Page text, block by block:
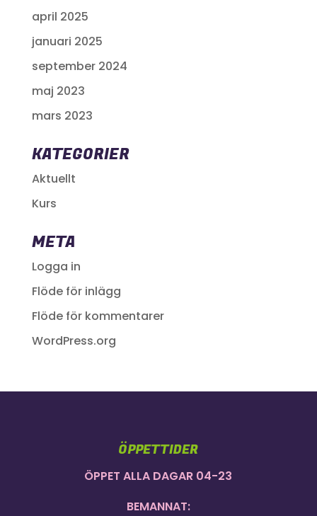
april 2025
januari 2025
september 2024
maj 2023
mars 2023
KATEGORIER
Aktuellt
Kurs
META
Logga in
Flöde för inlägg
Flöde för kommentarer
WordPress.org
ÖPPETTIDER
ÖPPET ALLA DAGAR 04-23
BEMANNAT: